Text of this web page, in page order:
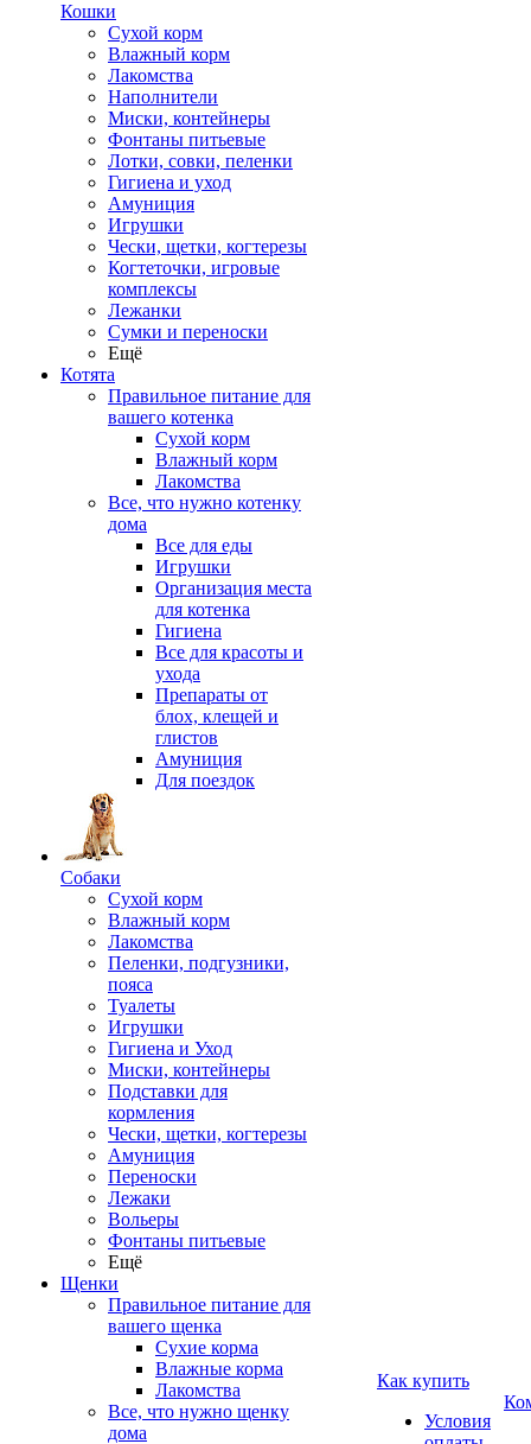
Кошки
Сухой корм
Влажный корм
Лакомства
Наполнители
Миски, контейнеры
Фонтаны питьевые
Лотки, совки, пеленки
Гигиена и уход
Амуниция
Игрушки
Чески, щетки, когтерезы
Когтеточки, игровые
комплексы
Лежанки
Сумки и переноски
Ещё
Котята
Правильное питание для
вашего котенка
Сухой корм
Влажный корм
Лакомства
Все, что нужно котенку
дома
Все для еды
Игрушки
Организация места
для котенка
Гигиена
Все для красоты и
ухода
Препараты от
блох, клещей и
глистов
Амуниция
Для поездок
Собаки
Сухой корм
Влажный корм
Лакомства
Пеленки, подгузники,
пояса
Туалеты
Игрушки
Гигиена и Уход
Миски, контейнеры
Подставки для
кормления
Чески, щетки, когтерезы
Амуниция
Переноски
Лежаки
Вольеры
Фонтаны питьевые
Ещё
Щенки
Правильное питание для
вашего щенка
Сухие корма
Влажные корма
Лакомства
Все, что нужно щенку
дома
Как купить
Условия